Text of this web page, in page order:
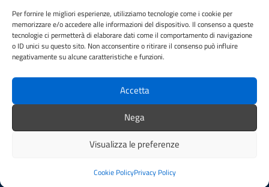
Per fornire le migliori esperienze, utilizziamo tecnologie come i cookie per
memorizzare e/o accedere alle informazioni del dispositivo. Il consenso a queste
tecnologie ci permetterà di elaborare dati come il comportamento di navigazione
o ID unici su questo sito. Non acconsentire o ritirare il consenso può influire
negativamente su alcune caratteristiche e funzioni.
Accetta
Nega
Visualizza le preferenze
Cookie PolicyPrivacy Policy
PEC: comune.figlineincisa@postacert.toscana.it
Centralino unico: 05591251
Leggi le FAQ
Prenotazione appuntamento
Segnalazione disservizio
Amministrazione trasparente
Amministrazione trasparente fino al 29/10/2024
Nuovo Albo Pretorio